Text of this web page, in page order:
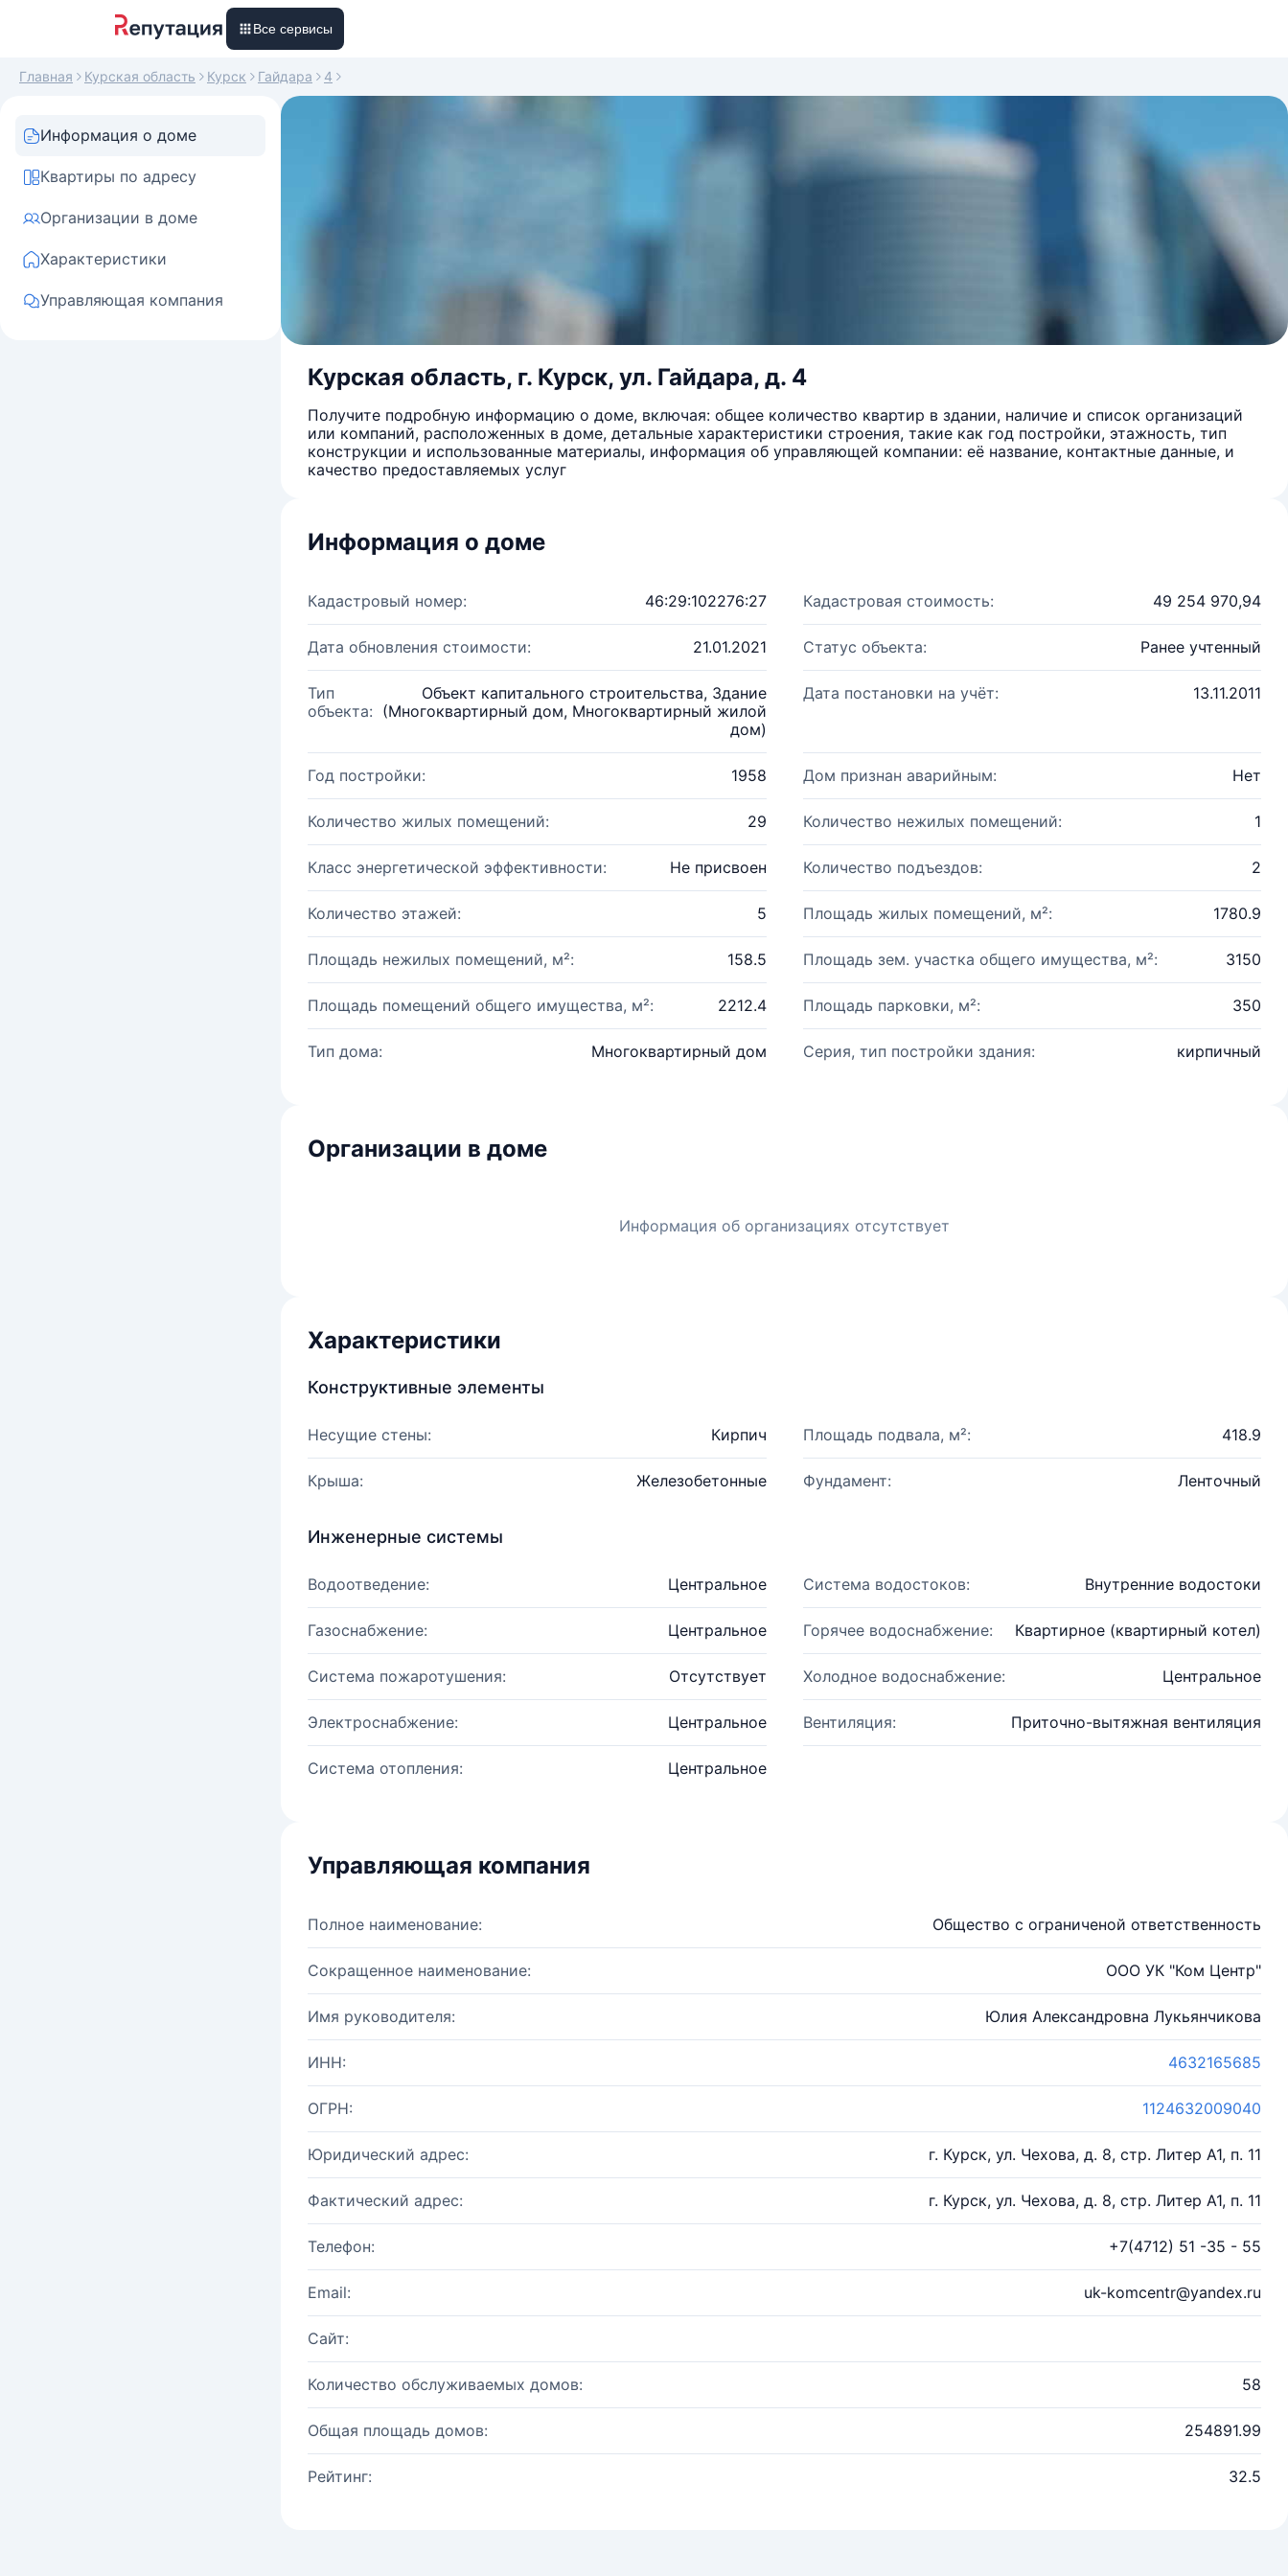
Все сервисы
Главная Курская область Курск Гайдара 4
Информация о доме
Квартиры по адресу
Организации в доме
Характеристики
Управляющая компания
Курская область, г. Курск, ул. Гайдара, д. 4
Получите подробную информацию о доме, включая: общее количество квартир в здании, наличие и список организаций
или компаний, расположенных в доме, детальные характеристики строения, такие как год постройки, этажность, тип
конструкции и использованные материалы, информация об управляющей компании: её название, контактные данные, и
качество предоставляемых услуг
Информация о доме
Кадастровый номер: 46:29:102276:27 Кадастровая стоимость: 49 254 970,94
Дата обновления стоимости: 21.01.2021 Статус объекта: Ранее учтенный
Тип
объекта:
Объект капитального строительства, Здание
(Многоквартирный дом, Многоквартирный жилой
дом)
Дата постановки на учёт: 13.11.2011
Год постройки: 1958 Дом признан аварийным: Нет
Количество жилых помещений: 29 Количество нежилых помещений: 1
Класс энергетической эффективности: Не присвоен Количество подъездов: 2
Количество этажей: 5 Площадь жилых помещений, м²: 1780.9
Площадь нежилых помещений, м²: 158.5 Площадь зем. участка общего имущества, м²: 3150
Площадь помещений общего имущества, м²: 2212.4 Площадь парковки, м²: 350
Тип дома: Многоквартирный дом Серия, тип постройки здания: кирпичный
Организации в доме
Информация об организациях отсутствует
Характеристики
Конструктивные элементы
Несущие стены: Кирпич Площадь подвала, м²: 418.9
Крыша: Железобетонные Фундамент: Ленточный
Инженерные системы
Водоотведение: Центральное Система водостоков: Внутренние водостоки
Газоснабжение: Центральное Горячее водоснабжение: Квартирное (квартирный котел)
Система пожаротушения: Отсутствует Холодное водоснабжение: Центральное
Электроснабжение: Центральное Вентиляция: Приточно-вытяжная вентиляция
Система отопления: Центральное
Управляющая компания
Полное наименование: Общество с ограниченой ответственность
Сокращенное наименование: ООО УК "Ком Центр"
Имя руководителя: Юлия Александровна Лукьянчикова
ИНН: 4632165685
ОГРН: 1124632009040
Юридический адрес: г. Курск, ул. Чехова, д. 8, стр. Литер А1, п. 11
Фактический адрес: г. Курск, ул. Чехова, д. 8, стр. Литер А1, п. 11
Телефон: +7(4712) 51 -35 - 55
Email: uk-komcentr@yandex.ru
Сайт:
Количество обслуживаемых домов: 58
Общая площадь домов: 254891.99
Рейтинг: 32.5